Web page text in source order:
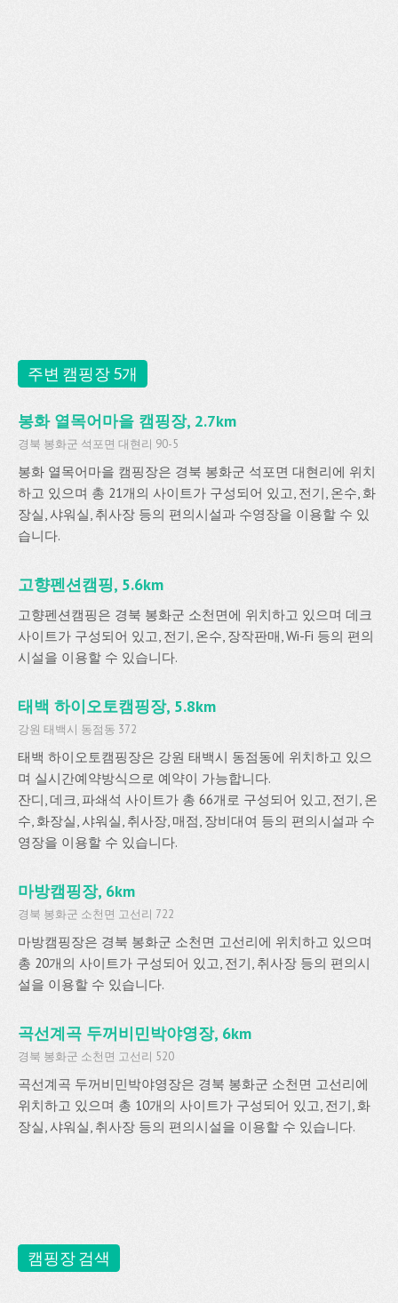
주변 캠핑장 5개
봉화 열목어마을 캠핑장, 2.7km
경북 봉화군 석포면 대현리 90-5
봉화 열목어마을 캠핑장은 경북 봉화군 석포면 대현리에 위치
하고 있으며 총 21개의 사이트가 구성되어 있고, 전기, 온수, 화
장실, 샤워실, 취사장 등의 편의시설과 수영장을 이용할 수 있
습니다.
고향펜션캠핑, 5.6km
고향펜션캠핑은 경북 봉화군 소천면에 위치하고 있으며 데크
사이트가 구성되어 있고, 전기, 온수, 장작판매, Wi-Fi 등의 편의
시설을 이용할 수 있습니다.
태백 하이오토캠핑장, 5.8km
강원 태백시 동점동 372
태백 하이오토캠핑장은 강원 태백시 동점동에 위치하고 있으
며 실시간예약방식으로 예약이 가능합니다.
잔디, 데크, 파쇄석 사이트가 총 66개로 구성되어 있고, 전기, 온
수, 화장실, 샤워실, 취사장, 매점, 장비대여 등의 편의시설과 수
영장을 이용할 수 있습니다.
마방캠핑장, 6km
경북 봉화군 소천면 고선리 722
마방캠핑장은 경북 봉화군 소천면 고선리에 위치하고 있으며
총 20개의 사이트가 구성되어 있고, 전기, 취사장 등의 편의시
설을 이용할 수 있습니다.
곡선계곡 두꺼비민박야영장, 6km
경북 봉화군 소천면 고선리 520
곡선계곡 두꺼비민박야영장은 경북 봉화군 소천면 고선리에
위치하고 있으며 총 10개의 사이트가 구성되어 있고, 전기, 화
장실, 샤워실, 취사장 등의 편의시설을 이용할 수 있습니다.
캠핑장 검색